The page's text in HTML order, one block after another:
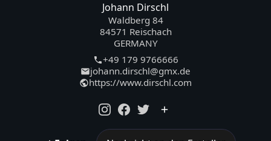
Johann Dirschl
Waldberg 84
84571 Reischach
GERMANY
+49 179 9766666
johann.dirschl@gmx.de
https://www.dirschl.com